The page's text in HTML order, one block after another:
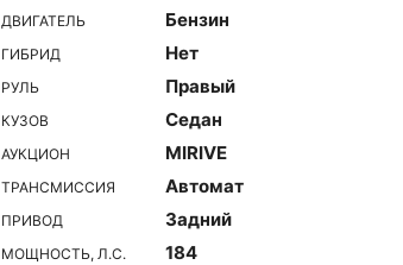
ДВИГАТЕЛЬ Бензин
ГИБРИД Нет
РУЛЬ Правый
КУЗОВ Седан
АУКЦИОН MIRIVE
ТРАНСМИССИЯ Автомат
ПРИВОД Задний
МОЩНОСТЬ, Л.С. 184